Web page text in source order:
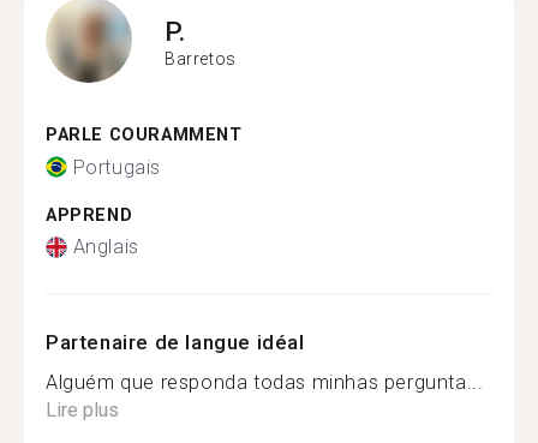
P.
Barretos
PARLE COURAMMENT
Portugais
APPREND
Anglais
Partenaire de langue idéal
Alguém que responda todas minhas pergunta...
Lire plus